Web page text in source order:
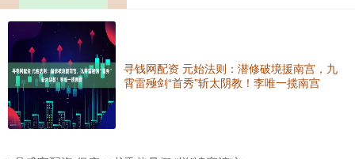
寻钱网配资 元始法则：潜修破境援南宫，九
霄雷殛剑“首秀”斩太阴教！李唯一揽南宫